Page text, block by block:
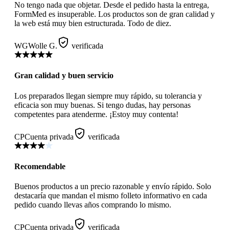
No tengo nada que objetar. Desde el pedido hasta la entrega,
FormMed es insuperable. Los productos son de gran calidad y
la web está muy bien estructurada. Todo de diez.
WGWolle G. verificada
Gran calidad y buen servicio
Los preparados llegan siempre muy rápido, su tolerancia y
eficacia son muy buenas. Si tengo dudas, hay personas
competentes para atenderme. ¡Estoy muy contenta!
CPCuenta privada verificada
Recomendable
Buenos productos a un precio razonable y envío rápido. Solo
destacaría que mandan el mismo folleto informativo en cada
pedido cuando llevas años comprando lo mismo.
CPCuenta privada verificada